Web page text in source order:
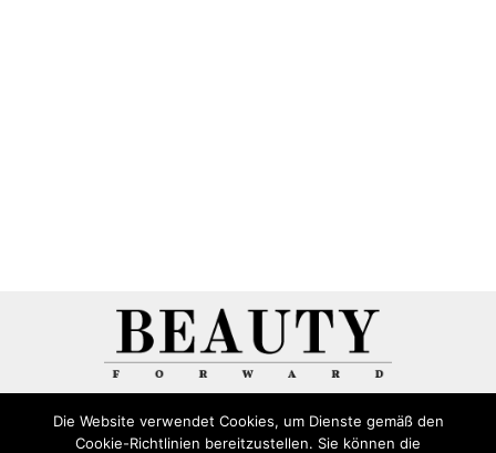
Die Website verwendet Cookies, um Dienste gemäß den
Cookie-Richtlinien bereitzustellen. Sie können die